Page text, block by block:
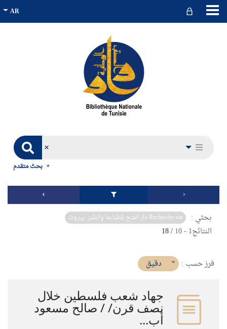
بحث متقدم
بحثي : Recherche sur دار الفتح للطباعة والنشر. بيروت
النتائج1
-
10
/ 18
فرز حسب : (imediat
تأثير)
دقيق
جهاد شعب فلسطين خلال
نصف قرن/ / صالح مسعود
أب...